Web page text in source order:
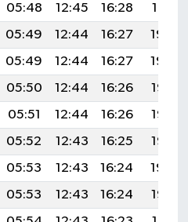
05:48 12:45 16:28
19:31
05:49 12:44 16:27
19:30
05:49 12:44 16:27
19:29
05:50 12:44 16:26
19:28
05:51 12:44 16:26
19:26
05:52 12:43 16:25
19:25
05:53 12:43 16:24
19:24
05:53 12:43 16:24
19:22